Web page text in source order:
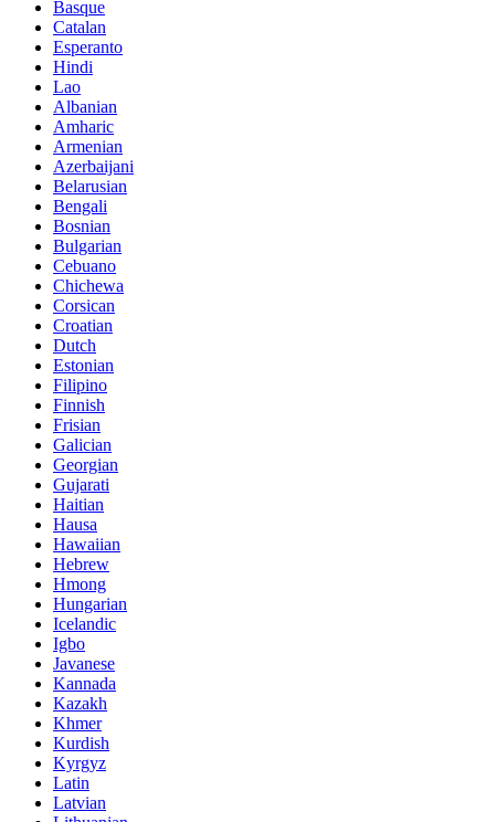
Basque
Catalan
Esperanto
Hindi
Lao
Albanian
Amharic
Armenian
Azerbaijani
Belarusian
Bengali
Bosnian
Bulgarian
Cebuano
Chichewa
Corsican
Croatian
Dutch
Estonian
Filipino
Finnish
Frisian
Galician
Georgian
Gujarati
Haitian
Hausa
Hawaiian
Hebrew
Hmong
Hungarian
Icelandic
Igbo
Javanese
Kannada
Kazakh
Khmer
Kurdish
Kyrgyz
Latin
Latvian